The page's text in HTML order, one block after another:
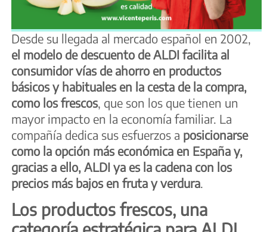
Desde su llegada al mercado español en 2002,
el modelo de descuento de ALDI facilita al
consumidor vías de ahorro en productos
básicos y habituales en la cesta de la compra,
como los frescos, que son los que tienen un
mayor impacto en la economía familiar. La
compañía dedica sus esfuerzos a posicionarse
como la opción más económica en España y,
gracias a ello, ALDI ya es la cadena con los
precios más bajos en fruta y verdura
Los productos frescos, una